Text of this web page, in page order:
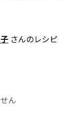
さんのレシピ
ん